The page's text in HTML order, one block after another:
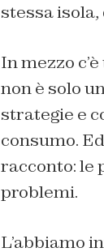
stessa
In mezzo
non è solo
strategie e
consumo.
racconto: le
problemi.
L’abbiamo